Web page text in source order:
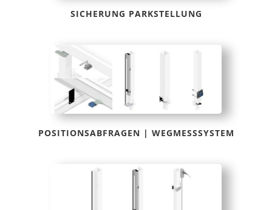
SICHERUNG PARKSTELLUNG
POSITIONSABFRAGEN | WEGMESSSYSTEM